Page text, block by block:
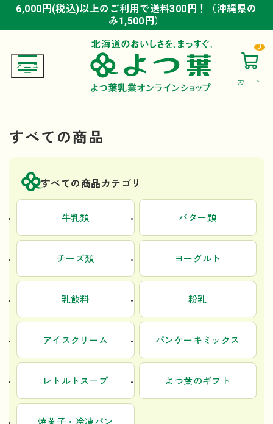
6,000円(税込)以上のご利用で送料300円！（沖縄県の
み1,500円）
6,000円(税込)以上のご利用で送料300円！（沖縄県の
み1,500円）
6,000円(税込)以上のご利用で送料300円！（沖縄県の
み1,500円）
カート
0
すべての商品
すべての商品カテゴリ
牛乳類 バター類
チーズ類 ヨーグルト
乳飲料 粉乳
アイスクリーム パンケーキミックス
レトルトスープ よつ葉のギフト